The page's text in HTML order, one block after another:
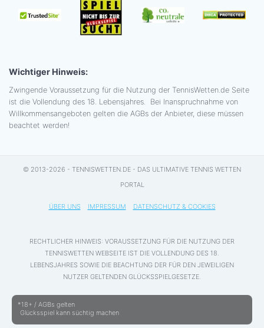
Wichtiger Hinweis:
Zwingende Voraussetzung für die Nutzung der TennisWetten.de Seite
ist die Vollendung des 18. Lebensjahres. Bei Inanspruchnahme von
Willkommensangeboten gelten die AGBs der Anbieter, diese müssen
beachtet werden!
*18+ / AGBs gelten
Glücksspiel kann süchtig machen
© 2013-2026 - TENNISWETTEN.DE - DAS ULTIMATIVE TENNIS WETTEN
PORTAL
ÜBER UNS IMPRESSUM DATENSCHUTZ & COOKIES
RECHTLICHER HINWEIS: VORAUSSETZUNG FÜR DIE NUTZUNG DER
TENNISWETTEN WEBSEITE IST DIE VOLLENDUNG DES 18.
LEBENSJAHRES SOWIE DIE BEACHTUNG DER FÜR DEN JEWEILIGEN
NUTZER GELTENDEN GLÜCKSSPIELGESETZE.